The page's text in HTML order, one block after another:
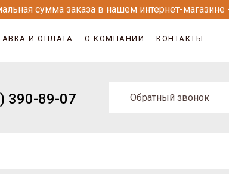
сумма заказа в нашем интернет-магазине
И ОПЛАТА О КОМПАНИИ КОНТАКТЫ
390-89-07 Обратный звонок